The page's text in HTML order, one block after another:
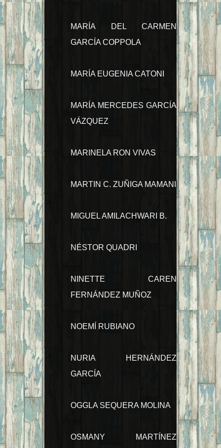
MARÍA DEL CARMEN
GARCÍA COPPOLA
MARÍA EUGENIA CATONI
MARÍA MERCEDES GARCÍA
VÁZQUEZ
MARINELA RON VIVAS
MARTIN C. ZUÑIGA MAMANI
MIGUEL AMILACHWARI B.
NÉSTOR QUADRI
NINETTE CAREN
FERNÁNDEZ MUÑOZ
NOEMÍ RUBIANO
NURIA HERNÁNDEZ
GARCÍA
OGGLA SEQUERA MOLINA
OSMANY MARTÍNEZ